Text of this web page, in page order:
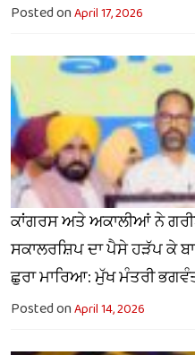
Posted onApril 17, 2026
ਕਾਂਗਰਸ ਅਤੇ ਅਕਾਲੀਆਂ ਨੇ
ਸਕਾਲਰਸ਼ਿਪ ਦਾ ਪੈਸੇ ਹੜੱਪ ਕੇ
ਛੁਰਾ ਮਾਰਿਆ: ਮੁੱਖ ਮੰਤਰੀ
Posted onApril 14, 2026